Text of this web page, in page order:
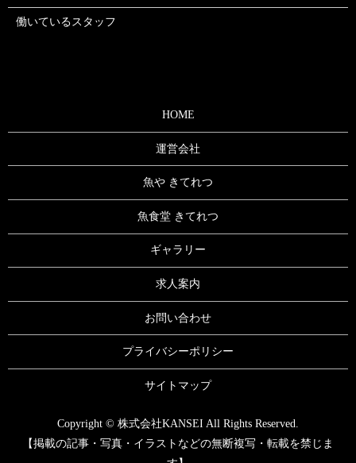
働いているスタッフ
HOME
運営会社
魚や きてれつ
魚食堂 きてれつ
ギャラリー
求人案内
お問い合わせ
プライバシーポリシー
サイトマップ
Copyright © 株式会社KANSEI All Rights Reserved.
【掲載の記事・写真・イラストなどの無断複写・転載を禁じま